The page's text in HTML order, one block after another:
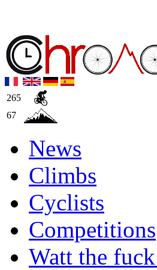
265
67
News
Climbs
Cyclists
Competitions
Watt the